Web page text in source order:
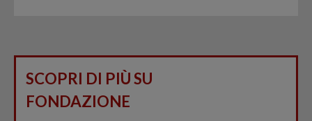
SCOPRI DI PIÙ SU
FONDAZIONE